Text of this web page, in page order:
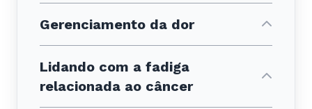
Gerenciamento da dor
Lidando com a fadiga
relacionada ao câncer